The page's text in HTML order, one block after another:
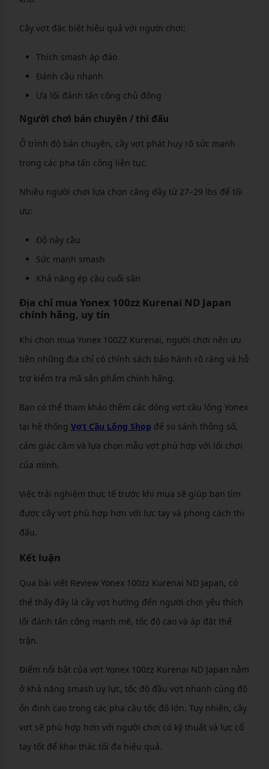
Cây vợt đặc biệt hiệu quả với người chơi:
Thích smash áp đảo
Đánh cầu nhanh
Ưa lối đánh tấn công chủ động
Người chơi bán chuyên / thi đấu
Ở trình độ bán chuyên, cây vợt phát huy rõ sức mạnh
trong các pha tấn công liên tục.
Nhiều người chơi lựa chọn căng dây từ 27–29 lbs để tối
ưu:
Độ nảy cầu
Sức mạnh smash
Khả năng ép cầu cuối sân
Địa chỉ mua Yonex 100zz Kurenai ND Japan
chính hãng, uy tín
Khi chọn mua Yonex 100ZZ Kurenai, người chơi nên ưu
tiên những địa chỉ có chính sách bảo hành rõ ràng và hỗ
trợ kiểm tra mã sản phẩm chính hãng.
Bạn có thể tham khảo thêm các dòng vợt cầu lông Yonex
tại hệ thống Vợt Cầu Lông Shop để so sánh thông số,
cảm giác cầm và lựa chọn mẫu vợt phù hợp với lối chơi
của mình.
Việc trải nghiệm thực tế trước khi mua sẽ giúp bạn tìm
được cây vợt phù hợp hơn với lực tay và phong cách thi
đấu.
Kết luận
Qua bài viết Review Yonex 100zz Kurenai ND Japan, có
thể thấy đây là cây vợt hướng đến người chơi yêu thích
lối đánh tấn công mạnh mẽ, tốc độ cao và áp đặt thế
trận.
Điểm nổi bật của vợt Yonex 100zz Kurenai ND Japan nằm
ở khả năng smash uy lực, tốc độ đầu vợt nhanh cùng độ
ổn định cao trong các pha cầu tốc độ lớn. Tuy nhiên, cây
vợt sẽ phù hợp hơn với người chơi có kỹ thuật và lực cổ
tay tốt để khai thác tối đa hiệu quả.